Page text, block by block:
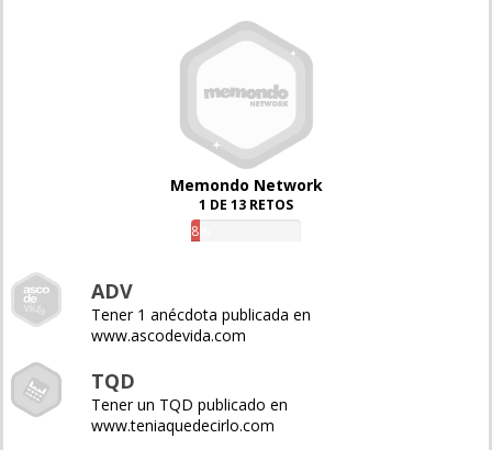
Memondo Network
1 DE 13 RETOS
8%
ADV
Tener 1 anécdota publicada en
www.ascodevida.com
TQD
Tener un TQD publicado en
www.teniaquedecirlo.com